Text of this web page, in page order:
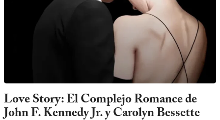
Love Story: El Complejo Romance de
John F. Kennedy Jr. y Carolyn Bessette